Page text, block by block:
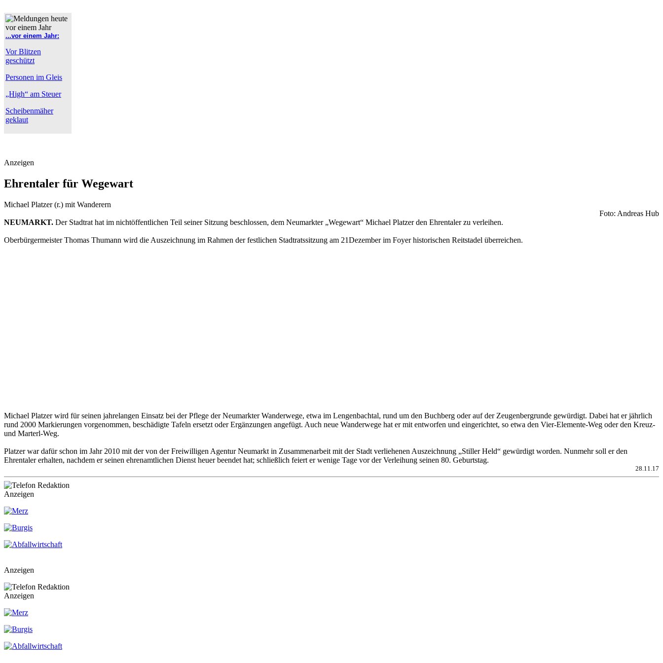
...vor einem Jahr:
Vor Blitzen
geschützt
Personen im Gleis
„High“ am Steuer
Scheibenmäher
geklaut
Anzeigen
Ehrentaler für Wegewart
Michael Platzer (r.) mit Wanderern
Foto: Andreas Hub
NEUMARKT. Der Stadtrat hat im nichtöffentlichen Teil seiner Sitzung beschlossen, dem Neumarkter „Wegewart“ Michael Platzer den Ehrentaler zu verleihen.
Oberbürgermeister Thomas Thumann wird die Auszeichnung im Rahmen der festlichen Stadtratssitzung am 21Dezember im Foyer historischen Reitstadel überreichen.
Michael Platzer wird für seinen jahrelangen Einsatz bei der Pflege der Neumarkter Wanderwege, etwa im Lengenbachtal, rund um den Buchberg oder auf der Zeugenbergrunde gewürdigt. Dabei hat er jährlich
rund 2000 Markierungen vorgenommen, beschädigte Tafeln ersetzt oder Ergänzungen angefügt. Auch neue Wanderwege hat er mit entworfen und eingerichtet, so etwa den Vier-Elemente-Weg oder den Kreuz-
und Marterl-Weg.
Platzer war dafür schon im Jahr 2010 mit der von der Freiwilligen Agentur Neumarkt in Zusammenarbeit mit der Stadt verliehenen Auszeichnung „Stiller Held“ gewürdigt worden. Nunmehr soll er den
Ehrentaler erhalten, nachdem er seinen ehrenamtlichen Dienst heuer beendet hat; schließlich feiert er wenige Tage vor der Verleihung seinen 80. Geburtstag.
28.11.17
Anzeigen
Anzeigen
Anzeigen